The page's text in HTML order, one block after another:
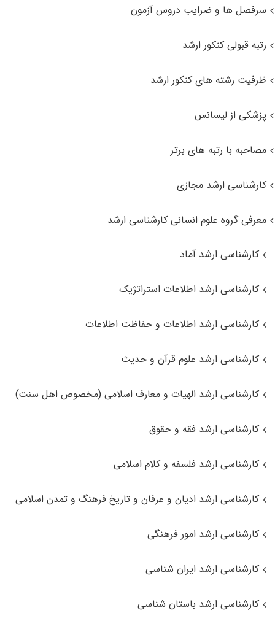
سرفصل ها و ضرایب دروس آزمون
رتبه قبولی کنکور ارشد
ظرفیت رشته های کنکور ارشد
پزشکی از لیسانس
مصاحبه با رتبه های برتر
کارشناسی ارشد مجازی
معرفی گروه علوم انسانی کارشناسی ارشد
کارشناسی ارشد آماد
کارشناسی ارشد اطلاعات استراتژیک
کارشناسی ارشد اطلاعات و حفاظت اطلاعات
کارشناسی ارشد علوم قرآن و حدیث
کارشناسی ارشد الهیات و معارف اسلامی (مخصوص اهل سنت)
کارشناسی ارشد فقه و حقوق
کارشناسی ارشد فلسفه و کلام اسلامی
کارشناسی ارشد ادیان و عرفان و تاریخ فرهنگ و تمدن اسلامی
کارشناسی ارشد امور فرهنگی
کارشناسی ارشد ایران شناسی
کارشناسی ارشد باستان شناسی